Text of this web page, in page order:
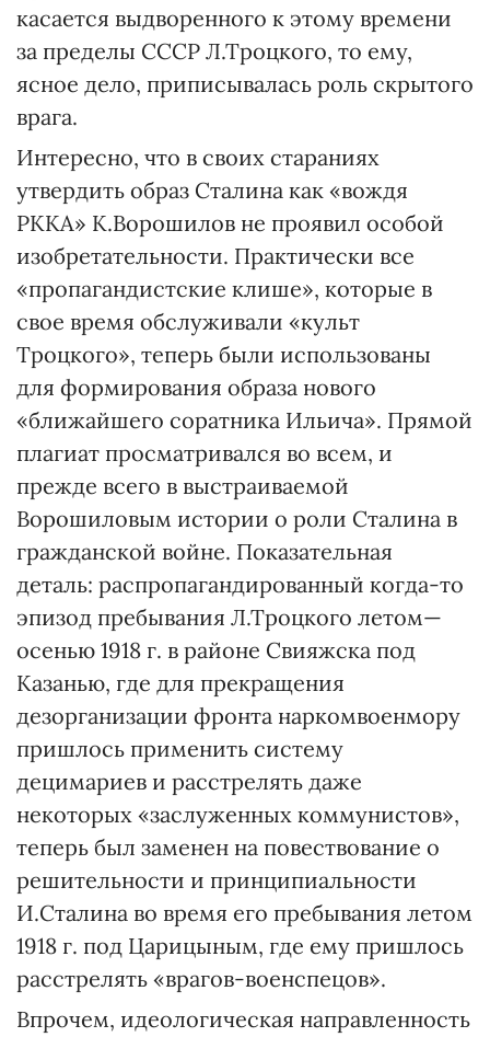
касается выдворенного к этому времени
за пределы СССР Л.Троцкого, то ему,
ясное дело, приписывалась роль скрытого
врага.
Интересно, что в своих стараниях
утвердить образ Сталина как «вождя
РККА» К.Ворошилов не проявил особой
изобретательности. Практически все
«пропагандистские клише», которые в
свое время обслуживали «культ
Троцкого», теперь были использованы
для формирования образа нового
«ближайшего соратника Ильича». Прямой
плагиат просматривался во всем, и
прежде всего в выстраиваемой
Ворошиловым истории о роли Сталина в
гражданской войне. Показательная
деталь: распропагандированный когда-то
эпизод пребывания Л.Троцкого летом—
осенью 1918 г. в районе Свияжска под
Казанью, где для прекращения
дезорганизации фронта наркомвоенмору
пришлось применить систему
децимариев и расстрелять даже
некоторых «заслуженных коммунистов»,
теперь был заменен на повествование о
решительности и принципиальности
И.Сталина во время его пребывания летом
1918 г. под Царицыным, где ему пришлось
расстрелять «врагов-военспецов».
Впрочем, идеологическая направленность